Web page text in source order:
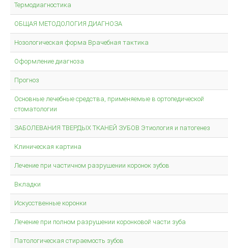
ДЕВИЗ ШОФУ- КАЧЕСТВО!
Систематизированная механика ортодонтического лечения
МОДЕЛИРОВАНИЕ
Принципы анатомического воскового моделирования
Анатомическая форма жевательной поверхности
Общие моделирование
Восковое моделирование окклюзионных поверхностей зубов
Техника моделирования металлокерамического зубного протеза
Моделирование окклюзионной поверхности искусственных
коронок, пломб и вкладок
ПАРАЛЛЕЛОМЕТРИЯ В ОРТОПЕДИЧЕСКОЙ СТОМАТОЛОГИИ
Термодиагностика
ОБЩАЯ МЕТОДОЛОГИЯ ДИАГНОЗА
Нозологическая форма Врачебная тактика
Оформление диагноза
Прогноз
Основные лечебные средства, применяемые в ортопедической
стоматологии
ЗАБОЛЕВАНИЯ ТВЕРДЫХ ТКАНЕЙ ЗУБОВ Этиология и патогенез
Клиническая картина
Лечение при частичном разрушении коронок зубов
Вкладки
Искусственные коронки
Лечение при полном разрушении коронковой части зуба
Патологическая стираемость зубов